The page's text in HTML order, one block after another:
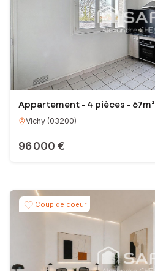
Appartement - 4 pièces - 67m²
Vichy (03200)
96 000 €
Coup de coeur